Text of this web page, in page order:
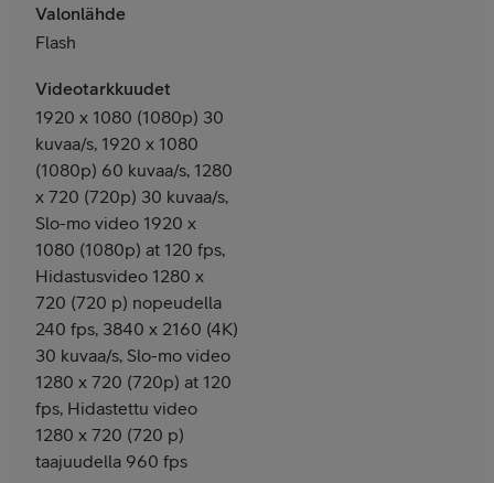
Valonlähde
Flash
Videotarkkuudet
1920 x 1080 (1080p) 30
kuvaa/s, 1920 x 1080
(1080p) 60 kuvaa/s, 1280
x 720 (720p) 30 kuvaa/s,
Slo-mo video 1920 x
1080 (1080p) at 120 fps,
Hidastusvideo 1280 x
720 (720 p) nopeudella
240 fps, 3840 x 2160 (4K)
30 kuvaa/s, Slo-mo video
1280 x 720 (720p) at 120
fps, Hidastettu video
1280 x 720 (720 p)
taajuudella 960 fps